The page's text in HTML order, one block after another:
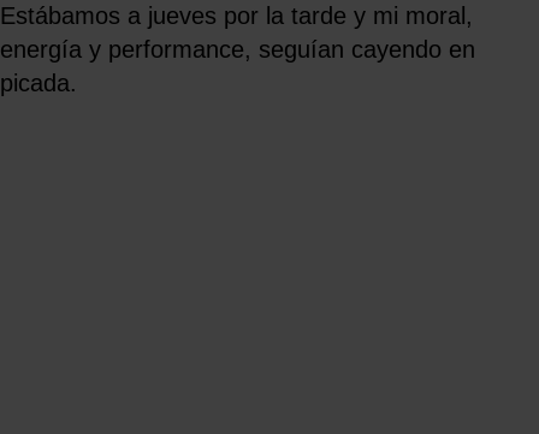
Estábamos a jueves por la tarde y mi moral,
energía y performance, seguían cayendo en
picada.